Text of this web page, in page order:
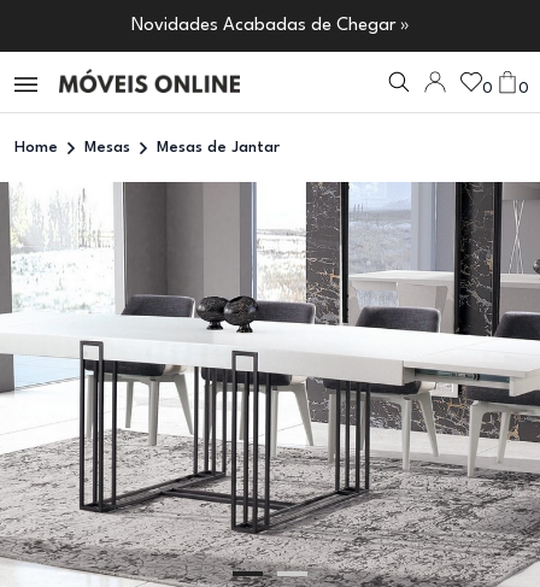
Novidades Acabadas de Chegar »
0 0
Home Mesas Mesas de Jantar